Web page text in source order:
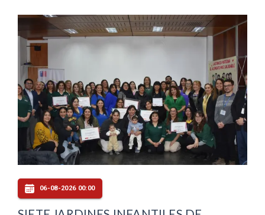
06-08-2026 00:00